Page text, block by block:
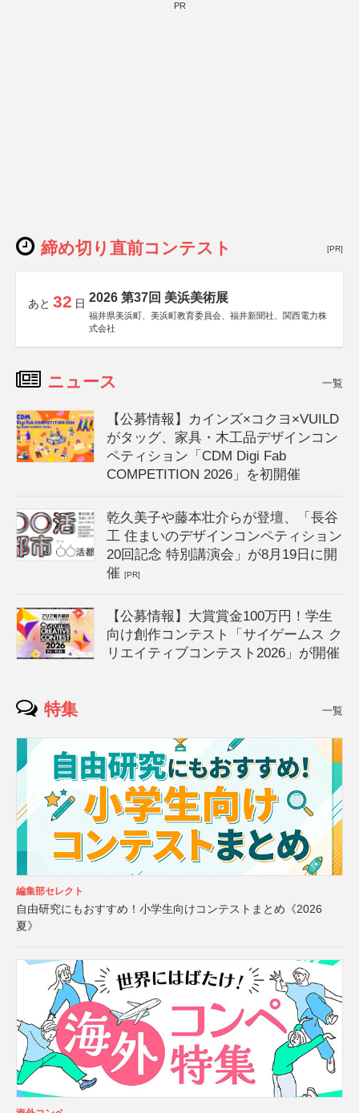
PR
締め切り直前コンテスト [PR]
あと 32 日 2026 第37回 美浜美術展
福井県美浜町、美浜町教育委員会、福井新聞社、関西電力株
式会社
ニュース 一覧
【公募情報】カインズ×コクヨ×VUILD
がタッグ、家具・木工品デザインコン
ペティション「CDM Digi Fab
COMPETITION 2026」を初開催
乾久美子や藤本壮介らが登壇、「長谷
工 住まいのデザインコンペティション
20回記念 特別講演会」が8月19日に開
催[PR]
【公募情報】大賞賞金100万円！学生
向け創作コンテスト「サイゲームス ク
リエイティブコンテスト2026」が開催
特集 一覧
編集部セレクト
自由研究にもおすすめ！小学生向けコンテストまとめ《2026
夏》